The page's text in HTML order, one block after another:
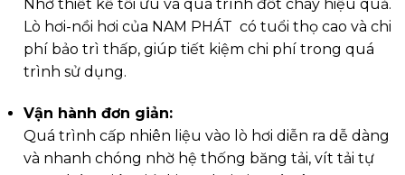
Nhờ thiết kế tối ưu và quá trình đốt cháy hiệu quả.
Lò hơi-nồi hơi của NAM PHÁT có tuổi thọ cao và chi
phí bảo trì thấp, giúp tiết kiệm chi phí trong quá
trình sử dụng.
Vận hành đơn giản:
Quá trình cấp nhiên liệu vào lò hơi diễn ra dễ dàng
và nhanh chóng nhờ hệ thống băng tải, vít tải tự